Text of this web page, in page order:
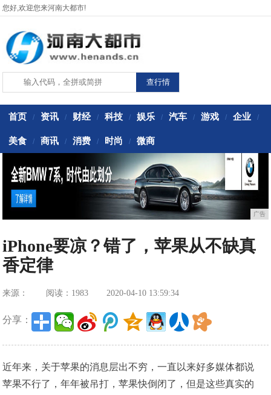
您好,欢迎您来河南大都市!
首页 / 资讯 / 财经 / 科技 / 娱乐 / 汽车 / 游戏 / 企业 /
美食 / 商讯 / 消费 / 时尚 / 微商
广告
iPhone要凉？错了，苹果从不缺真
香定律
来源： 阅读：1983 2020-04-10 13:59:34
分享：
近年来，关于苹果的消息层出不穷，一直以来好多媒体都说
苹果不行了，年年被吊打，苹果快倒闭了，但是这些真实的